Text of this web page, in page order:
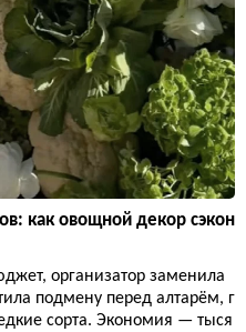
как овощной декор сэкон
организатор заменила
подмену перед алтарём, г
сорта. Экономия — тыся